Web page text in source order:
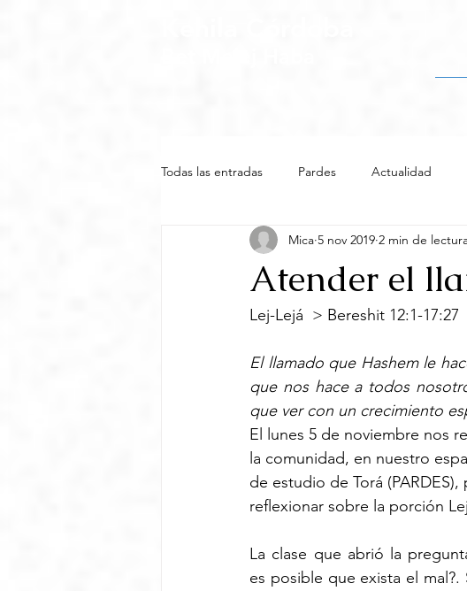
Todas las entradas Pardes Actualidad
Atender el
Mica 5 nov 2019 2 min de
Lej-Lejá  > Bereshit 12:1-17:27
El llamado que Hashem le
que nos hace a todos
que ver con un crecimiento
El lunes 5 de noviembre nos
la comunidad, en nuestro
de estudio de Torá (PARDES),
reflexionar sobre la porción
La clase que abrió la
es posible que exista el mal?.